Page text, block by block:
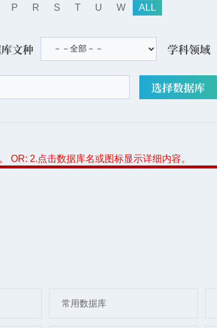
P R S T U W ALL
文种 学科领域
OR: 2.点击数据库名或图标显示详细内容。
常用数据库